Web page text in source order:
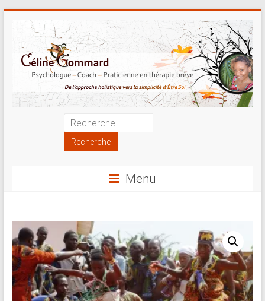
content
Psychologue
Praticienne
en
thérapie
brève
Menu